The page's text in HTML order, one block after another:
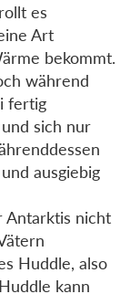
es
Art
bekommt.
während
fertig
sich nur
ausgiebig
Antarktis nicht
Huddle, also
kann